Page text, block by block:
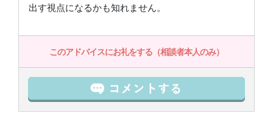
出す視点になるかも知れません。
このアドバイスにお礼をする（相談者本人のみ）